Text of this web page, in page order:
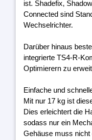
ist. Shadefix,
Connected sind
Wechselrichter.
Darüber hinaus
integrierte TS4-R-
Optimierern zu
Einfache und
Mit nur 17 kg ist
Dies erleichtert die
sodass nur ein
Gehäuse muss nicht